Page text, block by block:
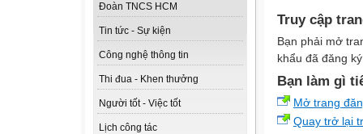
Đoàn TNCS HCM
Tin tức - Sự kiện
Công nghệ thông tin
Thi đua - Khen thưởng
Người tốt - Việc tốt
Lịch công tác
Truy cập
Bạn phải mở
khẩu đã đăng
Bạn làm gì
Mở trang
Quay trở lại